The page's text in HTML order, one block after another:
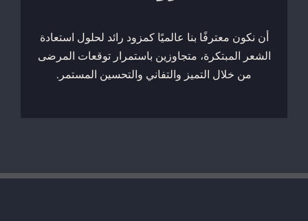
أن نكون معترفًا بنا عالميًا كمزود رائد لحلول استعادة
الشعر المبتكرة، متجاوزين باستمرار توقعات المرضى
من خلال التميز والتفاني والتحسين المستمر.